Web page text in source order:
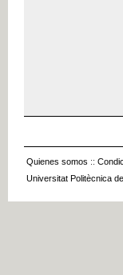
Quienes somos ::
Universitat Politècnica